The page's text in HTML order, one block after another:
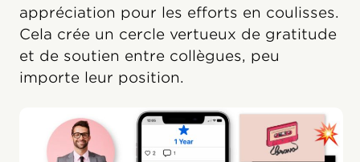
appréciation pour les efforts en coulisses.
Cela crée un cercle vertueux de gratitude
et de soutien entre collègues, peu
importe leur position.